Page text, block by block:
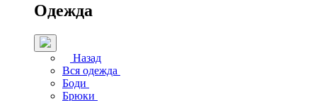
Одежда
Назад
Вся одежда
Боди
Брюки